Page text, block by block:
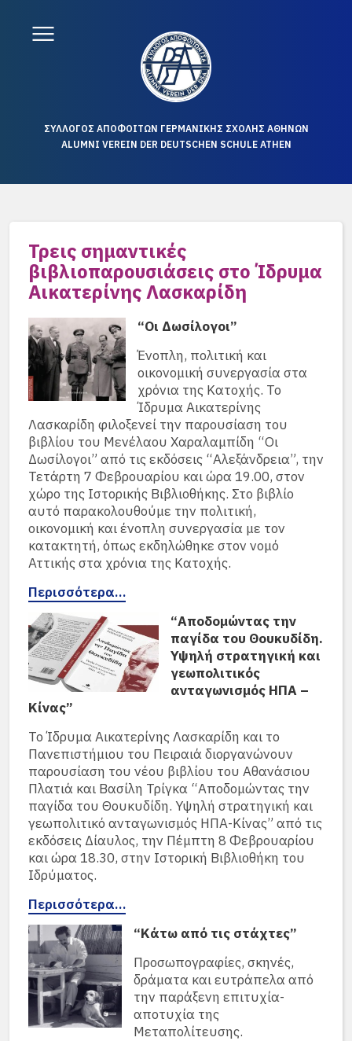
ΣΥΛΛΟΓΟΣ ΑΠΟΦΟΙΤΩΝ ΓΕΡΜΑΝΙΚΗΣ ΣΧΟΛΗΣ ΑΘΗΝΩΝ
ALUMNI VEREIN DER DEUTSCHEN SCHULE ATHEN
Τρεις σημαντικές
βιβλιοπαρουσιάσεις στο Ίδρυμα
Αικατερίνης Λασκαρίδη
“Οι Δωσίλογοι”
Ένοπλη, πολιτική και
οικονομική συνεργασία στα
χρόνια της Κατοχής. Το
Ίδρυμα Αικατερίνης
Λασκαρίδη φιλοξενεί την παρουσίαση του
βιβλίου του Μενέλαου Χαραλαμπίδη “Οι
Δωσίλογοι” από τις εκδόσεις “Αλεξάνδρεια”, την
Τετάρτη 7 Φεβρουαρίου και ώρα 19.00, στον
χώρο της Ιστορικής Βιβλιοθήκης. Στο βιβλίο
αυτό παρακολουθούμε την πολιτική,
οικονομική και ένοπλη συνεργασία με τον
κατακτητή, όπως εκδηλώθηκε στον νομό
Αττικής στα χρόνια της Κατοχής.
Περισσότερα…
“Αποδομώντας την
παγίδα του Θουκυδίδη.
Υψηλή στρατηγική και
γεωπολιτικός
ανταγωνισμός ΗΠΑ –
Κίνας”
Το Ίδρυμα Αικατερίνης Λασκαρίδη και το
Πανεπιστήμιου του Πειραιά διοργανώνουν
παρουσίαση του νέου βιβλίου του Αθανάσιου
Πλατιά και Βασίλη Τρίγκα “Αποδομώντας την
παγίδα του Θουκυδίδη. Υψηλή στρατηγική και
γεωπολιτικό ανταγωνισμός ΗΠΑ-Κίνας” από τις
εκδόσεις Δίαυλος, την Πέμπτη 8 Φεβρουαρίου
και ώρα 18.30, στην Ιστορική Βιβλιοθήκη του
Ιδρύματος.
Περισσότερα…
“Κάτω από τις στάχτες”
Προσωπογραφίες, σκηνές,
δράματα και ευτράπελα από
την παράξενη επιτυχία-
αποτυχία της
Μεταπολίτευσης.